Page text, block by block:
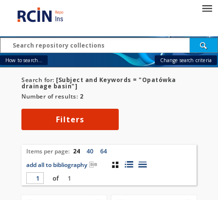
How to search... Change search criteria
Search for: [Subject and Keywords = "Opatówka
drainage basin"]
Number of results: 2
Filters
Items per page: 24 40
64
add all to bibliography
of
1